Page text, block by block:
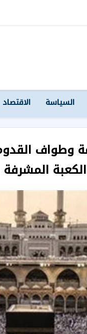
السياسة الاقتصاد
وطواف
المشرفة